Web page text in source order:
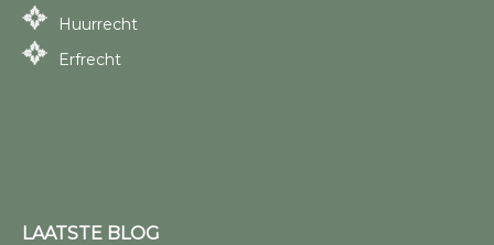
Huurrecht
Erfrecht
LAATSTE BLOG